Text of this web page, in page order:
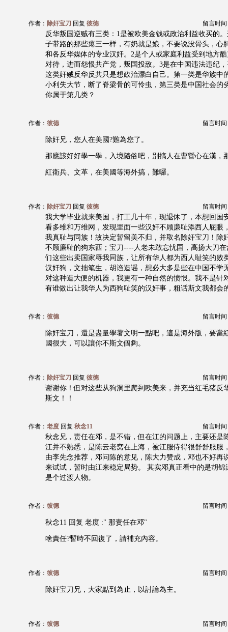
作者： 除奸宝刀 回复 彼德 留言时间
反华叛国逆贼有三类：1是被欧美金钱或政治利益收买的
子带路的那些瘪三一样，有奶就是娘，不要说没骨头，心
和各反华媒体的专业汉奸。2是个人或家庭利益受到地方
对待，进而怨恨共产党，叛国投敌。3是在中国违法违纪
这类奸贼反华反共只是想政治漂白自己。第一类是华族中
小利失大节，断了脊梁骨的可怜虫，第三类是中国社会的
你属于第几类？
作者： 彼德 留言时间
除奸兄，您人在美國?難為您了。
那應該好好學一學，入境隨俗吧，別搞人在曹營心在漢，
紅衛兵、文革，在美國等海外搞，難囉。
作者： 除奸宝刀 回复 彼德 留言时间
我大学毕业就来美国，打工几十年，现退休了，本想回国
看多维和万维网，发现里面一些汉奸不顾廉耻添西人屁眼
我真耻与同族！故决定暂留美不归，并取名除奸宝刀！除
不顾廉耻的狗东西；宝刀----人老未敢忘忧国，高扬大刀
们这些出卖国家辱我同族，让所有华人都为西人耻笑的败
汉奸狗，文拙笔生，胡诌造谣，想必大多是些在中国不学
对这种造大便的机器，我更有一种自然的愤恨。我不是针
有谁做出让我华人为西狗耻笑的汉奸事，粗话斯文我都会
作者： 彼德 留言时间
除奸宝刀，還是盡量學著文明一點吧，這是海外版，要當
國很大，可以讓你不斯文個夠。
作者： 除奸宝刀 回复 彼德 留言时间
谢谢你！但对这些从狗洞里爬到欧美来，并充当红毛猪反
斯文！！
作者： 老度 回复 秋念11 留言时间
秋念兄，责任在邓，是不错，但在江的问题上，主要还是
江并不熟悉，是陈云老窝在上海，被江服侍得很舒舒服服
由李先念推荐，邓问陈的意见，陈大力赞成，邓也不好再
来试试，暂时由江来稳定局势。 其实邓真正看中的是胡锦
是个过渡人物。
作者： 彼德 留言时间
秋念11 回复 老度 :" 那责任在邓"
啥責任?暫時不回復了，請補充內容。
作者： 彼德 留言时间
除奸宝刀兄，大家點到為止，以討論為主。
作者： 彼德 留言时间